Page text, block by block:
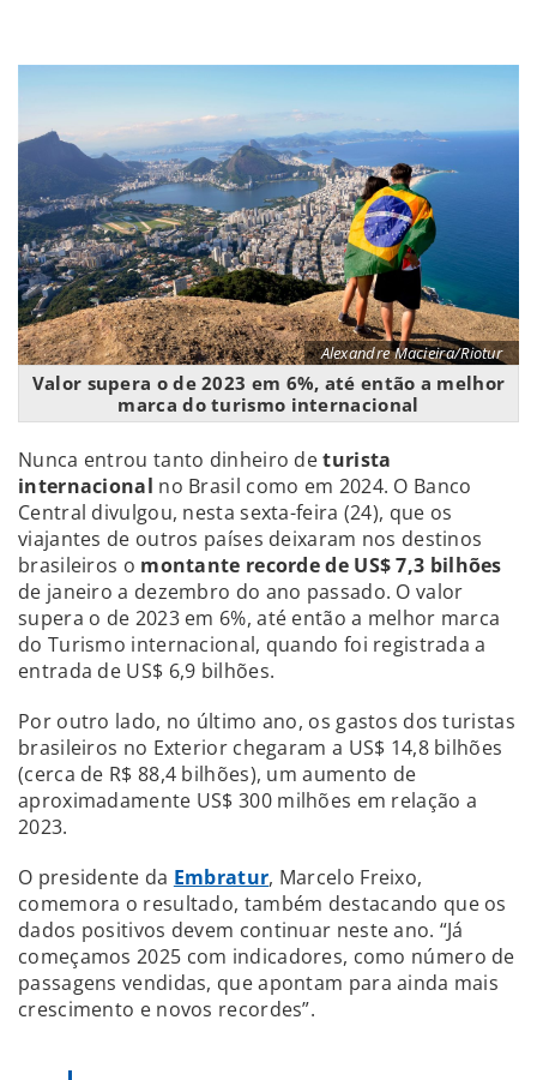
Alexandre Macieira/Riotur
Valor supera o de 2023 em 6%, até então a melhor
marca do turismo internacional
Nunca entrou tanto dinheiro deturista
internacional no Brasil como em 2024. O Banco
Central divulgou, nesta sexta-feira (24), que os
viajantes de outros países deixaram nos destinos
brasileiros o montante recorde de US$ 7,3 bilhões
de janeiro a dezembro do ano passado. O valor
supera o de 2023 em 6%, até então a melhor marca
do Turismo internacional, quando foi registrada a
entrada de US$ 6,9 bilhões.
Por outro lado, no último ano, os gastos dos turistas
brasileiros no Exterior chegaram a US$ 14,8 bilhões
(cerca de R$ 88,4 bilhões), um aumento de
aproximadamente US$ 300 milhões em relação a
2023.
O presidente da Embratur, Marcelo Freixo,
comemora o resultado, também destacando que os
dados positivos devem continuar neste ano. “Já
começamos 2025 com indicadores, como número de
passagens vendidas, que apontam para ainda mais
crescimento e novos recordes”.